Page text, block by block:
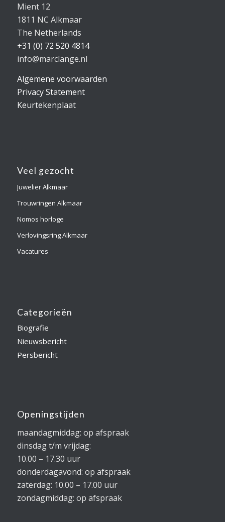
Mient 12
1811 NC Alkmaar
The Netherlands
+31 (0) 72 520 4814
info@marclange.nl
Algemene voorwaarden
Privacy Statement
Keurtekenplaat
Veel gezocht
Juwelier Alkmaar
Trouwringen Alkmaar
Nomos horloge
Verlovingsring Alkmaar
Vacatures
Categorieën
Biografie
Nieuwsbericht
Persbericht
Openingstijden
maandagmiddag: op afspraak
dinsdag t/m vrijdag:
10.00 – 17.30 uur
donderdagavond: op afspraak
zaterdag: 10.00 – 17.00 uur
zondagmiddag: op afspraak